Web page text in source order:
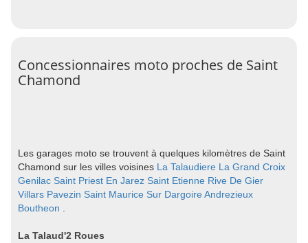
Concessionnaires moto proches de Saint
Chamond
Les garages moto se trouvent à quelques kilomètres de Saint
Chamond sur les villes voisines La Talaudiere La Grand Croix
Genilac Saint Priest En Jarez Saint Etienne Rive De Gier
Villars Pavezin Saint Maurice Sur Dargoire Andrezieux
Boutheon .
La Talaud'2 Roues